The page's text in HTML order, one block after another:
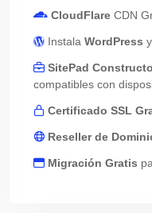
CloudFlare CDN
Instala WordPress
SitePad
compatibles con
Certificado SSL
Reseller de
Migración Gratis